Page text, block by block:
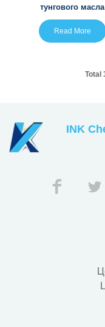
тунгового масла
Read More
Total
INK